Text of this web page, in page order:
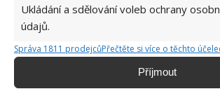
Ukládání a sdělování voleb ochrany
údajů.
Správa 1811 prodejcůPřečtěte si více o těchto
Příjmout